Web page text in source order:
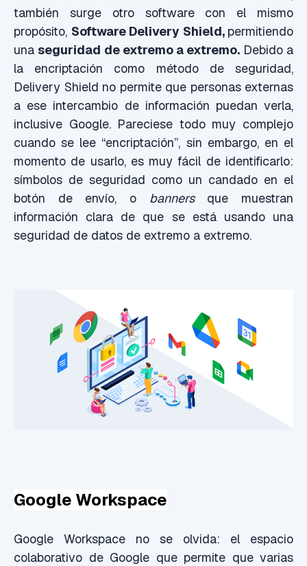
también surge otro software con el mismo
propósito, Software Delivery Shield, permitiendo
una seguridad de extremo a extremo. Debido a
la encriptación como método de seguridad,
Delivery Shield no permite que personas externas
a ese intercambio de información puedan verla,
inclusive Google. Pareciese todo muy complejo
cuando se lee “encriptación”, sin embargo, en el
momento de usarlo, es muy fácil de identificarlo:
símbolos de seguridad como un candado en el
botón de envío, o bannersque muestran
información clara de que se está usando una
seguridad de datos de extremo a extremo.
Google Workspace
Google Workspace no se olvida: el espacio
colaborativo de Google que permite que varias